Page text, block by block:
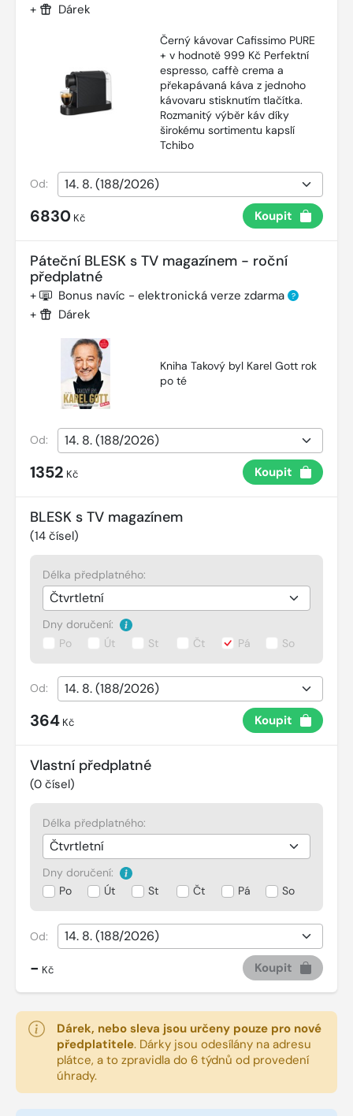
+ Dárek
Černý kávovar Cafissimo PURE
+ v hodnotě 999 Kč Perfektní
espresso, caffè crema a
překapávaná káva z jednoho
kávovaru stisknutím tlačítka.
Rozmanitý výběr káv díky
širokému sortimentu kapslí
Tchibo
Od:
6830 Kč Koupit
Páteční BLESK s TV magazínem - roční
předplatné
+ Bonus navíc - elektronická verze zdarma ?
+ Dárek
Kniha Takový byl Karel Gott rok
po té
Od:
1352 Kč Koupit
BLESK s TV magazínem
(14 čísel)
Délka předplatného:
Dny doručení:
Po
Út St Čt Pá So
Od:
364 Kč Koupit
Vlastní předplatné
(0 čísel)
Délka předplatného:
Dny doručení:
Po
Út St Čt Pá So
Od:
- Kč Koupit
Dárek, nebo sleva jsou určeny pouze pro nové
předplatitele. Dárky jsou odesílány na adresu
plátce, a to zpravidla do 6 týdnů od provedení
úhrady.